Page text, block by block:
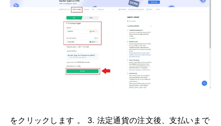
をクリックします 。 3. 法定通貨の注文後、支払いまで